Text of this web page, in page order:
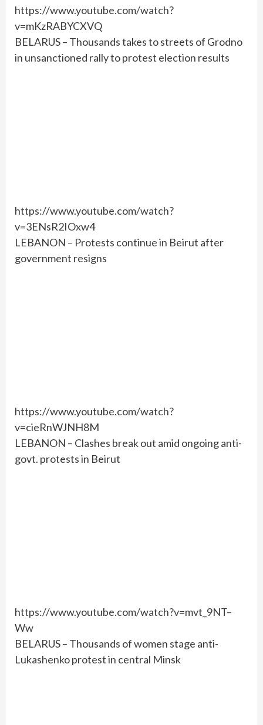
https://www.youtube.com/watch?
v=mKzRABYCXVQ
BELARUS – Thousands takes to streets of Grodno
in unsanctioned rally to protest election results
https://www.youtube.com/watch?
v=3ENsR2IOxw4
LEBANON – Protests continue in Beirut after
government resigns
https://www.youtube.com/watch?
v=cieRnWJNH8M
LEBANON – Clashes break out amid ongoing anti-
govt. protests in Beirut
https://www.youtube.com/watch?v=mvt_9NT–
Ww
BELARUS – Thousands of women stage anti-
Lukashenko protest in central Minsk